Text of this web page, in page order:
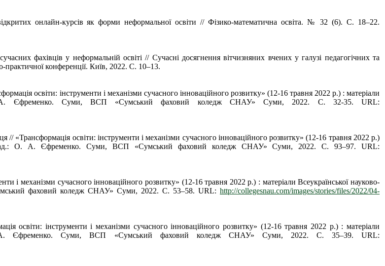
онлайн-курсів як форми неформальної освіти // Фізико-математична освіта. № 32 (6). С. 18–22.
фахівців у неформальній освіті // Сучасні досягнення вітчизняних вчених у галузі педагогічних та
практичної конференції. Київ, 2022. С. 10–13.
освіти: інструменти і механізми сучасного інноваційного розвитку» (12-16 травня 2022 р.) : матеріали
О. А. Єфременко. Суми, ВСП «Сумський фаховий коледж СНАУ» Суми, 2022. С. 32-35. URL:
«Трансформація освіти: інструменти і механізми сучасного інноваційного розвитку» (12-16 травня 2022 р.)
/ уклад.: О. А. Єфременко. Суми, ВСП «Сумський фаховий коледж СНАУ» Суми, 2022. С. 93–97. URL:
і механізми сучасного інноваційного розвитку» (12-16 травня 2022 р.) : матеріали Всеукраїнської науково-
фаховий коледж СНАУ» Суми, 2022. С. 53–58. URL: http://collegesnau.com/images/stories/files/2022/04-
освіти: інструменти і механізми сучасного інноваційного розвитку» (12-16 травня 2022 р.) : матеріали
О. А. Єфременко. Суми, ВСП «Сумський фаховий коледж СНАУ» Суми, 2022. С. 35–39. URL: